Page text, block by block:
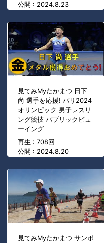
公開 : 2024.8.23
見てみMyたかまつ 日下
尚 選手を応援! パリ2024
オリンピック 男子レスリ
ング競技 パブリックビュ
ーイング
再生 : 708回
公開 : 2024.8.20
見てみMyたかまつ サンポ